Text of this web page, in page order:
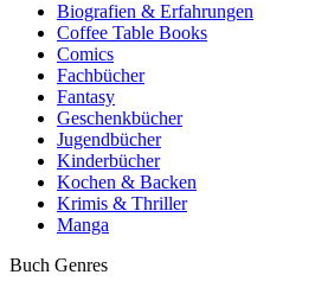
Biografien & Erfahrungen
Coffee Table Books
Comics
Fachbücher
Fantasy
Geschenkbücher
Jugendbücher
Kinderbücher
Kochen & Backen
Krimis & Thriller
Manga
Buch Genres